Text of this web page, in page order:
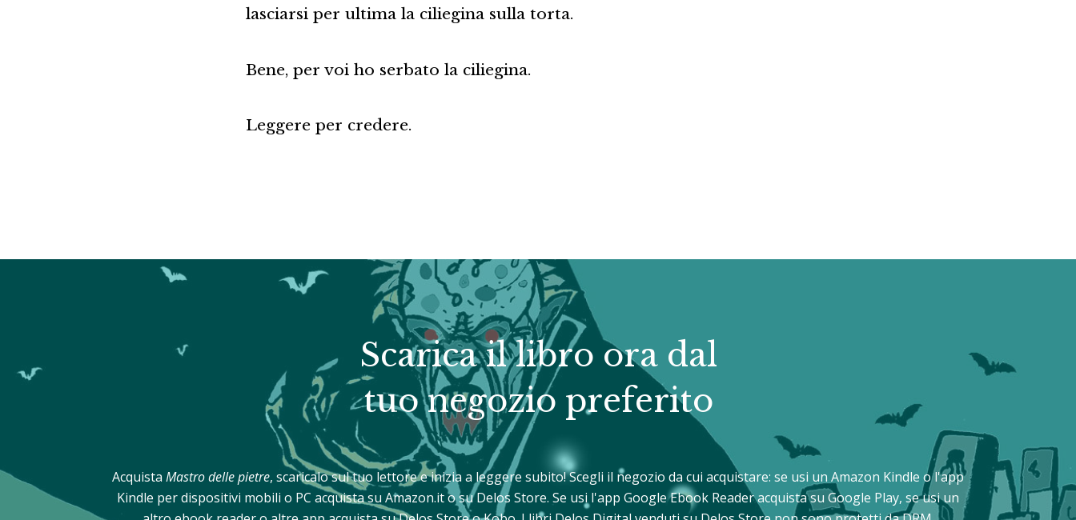
lasciarsi per ultima la ciliegina sulla torta.
Bene, per voi ho serbato la ciliegina.
Leggere per credere.
Scarica il libro ora dal
tuo negozio preferito
Acquista Mastro delle pietre, scaricalo sul tuo lettore e inizia a leggere subito! Scegli il negozio da cui acquistare: se usi un Amazon Kindle o l'app
Kindle per dispositivi mobili o PC acquista su Amazon.it o su Delos Store. Se usi l'app Google Ebook Reader acquista su Google Play, se usi un